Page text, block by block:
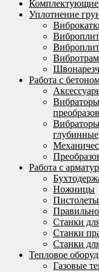
Комплектующие
Уплотнение
Работа с
глубинные
Работа с
Ножницы
Станки
Станки
Станки
Тепловое
Газовые